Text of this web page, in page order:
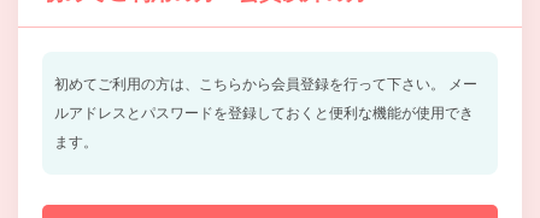
初めてご利用の方は、こちらから会員登録を行って下さい。
メー
ルアドレスとパスワードを登録しておくと便利な機能が使用でき
ます。